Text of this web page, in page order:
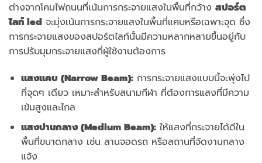
ต่างจากโคมไฟถนนที่เน้นการกระจายแสงในพื้นที่กว้าง สปอร์ต
ไลท์ led จะมุ่งเน้นการกระจายแสงในพื้นที่แคบหรือเฉพาะจุด ซึ่ง
การกระจายแสงของสปอร์ตไลท์นั้นมีความหลากหลายขึ้นอยู่กับ
การปรับมุมกระจายแสงที่ผู้ใช้งานต้องการ
แสงแคบ (Narrow Beam):การกระจายแสงแบบนี้จะพุ่งไป
ที่จุดๆ เดียว เหมาะสำหรับสนามกีฬา ที่ต้องการแสงที่มีความ
เข้มสูงและไกล
แสงปานกลาง (Medium Beam):ให้แสงที่กระจายได้ดีใน
พื้นที่ขนาดกลาง เช่น ลานจอดรถ หรือสถานที่จัดงานกลาง
แจ้ง